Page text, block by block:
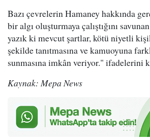
Bazı çevrelerin Hamaney hakkında
bir algı oluşturmaya çalıştığını
yazık ki mevcut şartlar, kötü niyetli
şekilde tanıtmasına ve kamuoyuna
sunmasına imkân veriyor." ifadelerini
Kaynak: Mepa News